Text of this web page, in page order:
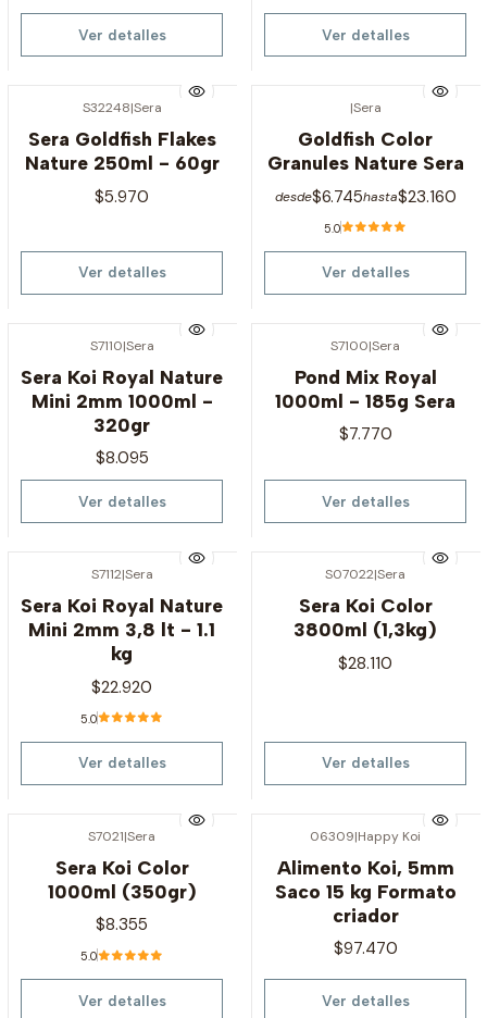
Ver detalles Ver detalles
S32248|Sera
Sera Goldfish Flakes
Nature 250ml - 60gr
$5.970
Ver detalles
|Sera
Goldfish Color
Granules Nature Sera
desde$6.745hasta$23.160
5.0
Ver detalles
S7110|Sera
Sera Koi Royal Nature
Mini 2mm 1000ml -
320gr
$8.095
Ver detalles
S7100|Sera
Pond Mix Royal
1000ml - 185g Sera
$7.770
Ver detalles
S7112|Sera
Sera Koi Royal Nature
Mini 2mm 3,8 lt - 1.1
kg
$22.920
5.0
Ver detalles
S07022|Sera
Sera Koi Color
3800ml (1,3kg)
$28.110
Ver detalles
S7021|Sera
Sera Koi Color
1000ml (350gr)
$8.355
5.0
Ver detalles
06309|Happy Koi
Alimento Koi, 5mm
Saco 15 kg Formato
criador
$97.470
Ver detalles